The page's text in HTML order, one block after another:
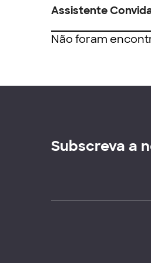
Assistente
Não foram
Subscreva a